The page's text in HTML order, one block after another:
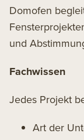
Domofen
und
Fachwissen
Jedes Projekt
Art der